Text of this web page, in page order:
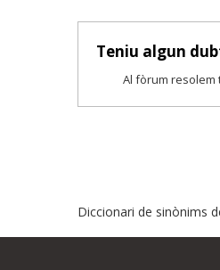
Teniu algun
Al fòrum resolem
Diccionari de sinònims